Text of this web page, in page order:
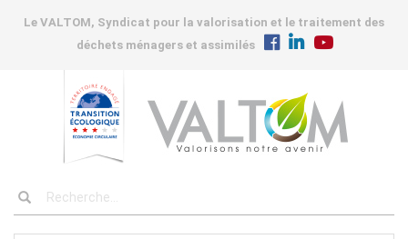
Le VALTOM, Syndicat pour la valorisation et le traitement des
déchets ménagers et assimilés